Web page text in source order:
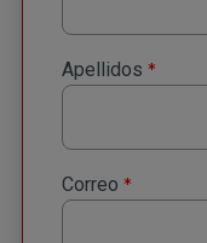
Apellidos *
Correo *